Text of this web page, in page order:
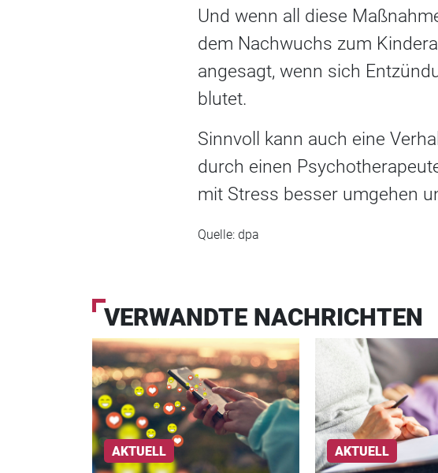
Und wenn all diese
dem Nachwuchs zum
angesagt, wenn sich
blutet.
Sinnvoll kann auch eine
durch einen
mit Stress besser umgehen
Quelle: dpa
VERWANDTE NACHRICHTEN
AKTUELL AKTUELL